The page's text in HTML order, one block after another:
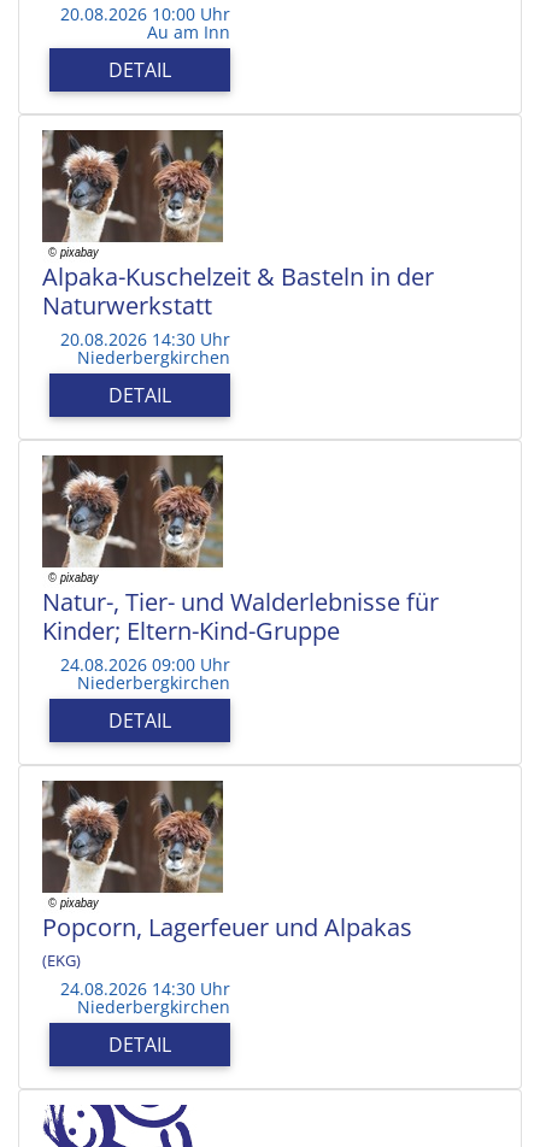
20.08.2026 10:00 Uhr
Au am Inn
DETAIL
Alpaka-Kuschelzeit & Basteln in der
Naturwerkstatt
20.08.2026 14:30 Uhr
Niederbergkirchen
DETAIL
Natur-, Tier- und Walderlebnisse für
Kinder; Eltern-Kind-Gruppe
24.08.2026 09:00 Uhr
Niederbergkirchen
DETAIL
Popcorn, Lagerfeuer und Alpakas
(EKG)
24.08.2026 14:30 Uhr
Niederbergkirchen
DETAIL